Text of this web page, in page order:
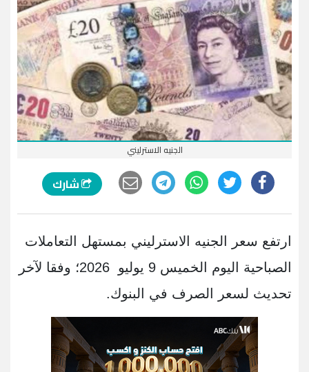
الجنيه الاسترليني
شارك
ارتفع سعر الجنيه الاسترليني بمستهل التعاملات
الصباحية اليوم الخميس 9 يوليو 2026؛ وفقا لآخر
تحديث لسعر الصرف في البنوك.